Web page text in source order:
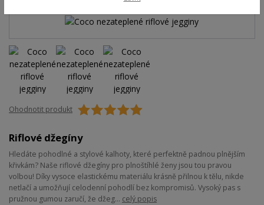
Ohodnotit produkt
Riflové džegíny
Hledáte pohodlné a stylové kalhoty, které perfektně padnou plnějším
křivkám? Naše riflové džegíny pro plnoštíhlé ženy jsou tou pravou
volbou! Díky vysoce elastickému materiálu krásně přilnou k tělu, nikde
netlačí a umožňují celodenní pohodlí bez kompromisů. Vysoký pas s
pružnou gumou zaručí, že džeg... celý popis